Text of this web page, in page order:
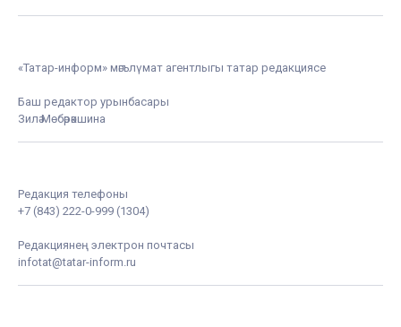
«Татар-информ» мәгълүмат агентлыгы татар редакциясе
Баш редактор урынбасары
Зилә Мөбәрәкшина
Редакция телефоны
+7 (843) 222-0-999 (1304)
Редакциянең электрон почтасы
infotat@tatar-inform.ru